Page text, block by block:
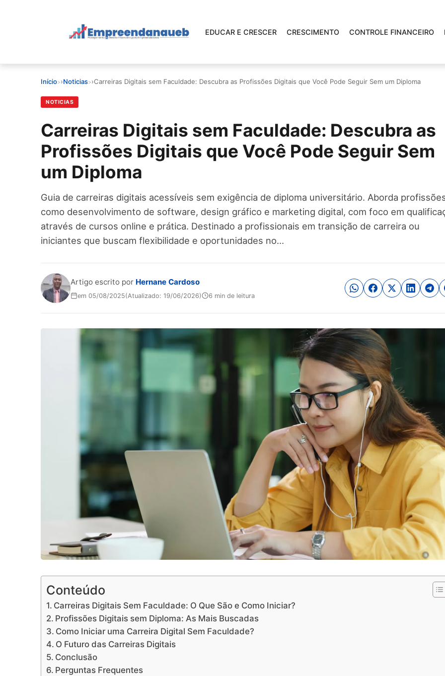
EDUCAR E CRESCER CRESCIMENTO CONTROLE FINANCEIRO
FERRAMENTAS
GESTÃO FINANCEIRA
Início ›Noticias ›Carreiras Digitais sem Faculdade: Descubra as Profissões Digitais que Você Pode Seguir Sem um Diploma
NOTICIAS
Carreiras Digitais sem Faculdade: Descubra as
Profissões Digitais que Você Pode Seguir Sem
um Diploma
Guia de carreiras digitais acessíveis sem exigência de diploma universitário. Aborda
como desenvolvimento de software, design gráfico e marketing digital, com foco em
através de cursos online e prática. Destinado a profissionais em transição de carreira ou
iniciantes que buscam flexibilidade e oportunidades no...
Artigo escrito por Hernane Cardoso
em 05/08/2025(Atualizado: 19/06/2026) 6 min de leitura
Conteúdo
Carreiras Digitais Sem Faculdade: O Que São e Como Iniciar?
Profissões Digitais sem Diploma: As Mais Buscadas
Como Iniciar uma Carreira Digital Sem Faculdade?
O Futuro das Carreiras Digitais
Conclusão
Perguntas Frequentes